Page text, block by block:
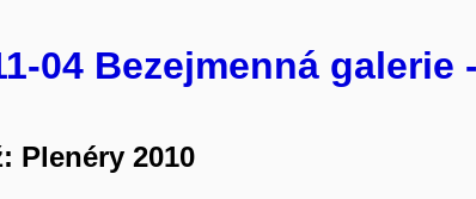
04 Bezejmenná
Plenéry 2010